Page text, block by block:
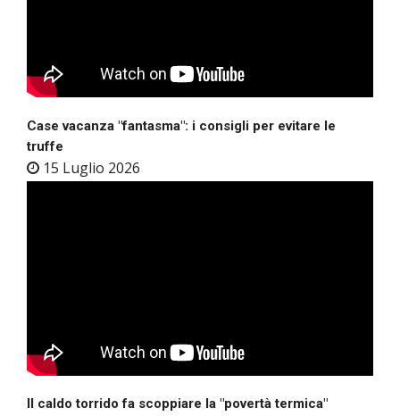
Case vacanza "fantasma": i consigli per evitare le
truffe
15 Luglio 2026
Il caldo torrido fa scoppiare la "povertà termica"